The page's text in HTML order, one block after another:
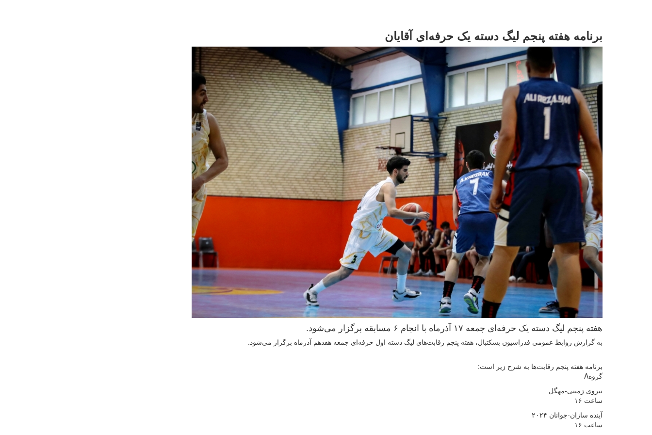
برنامه هفته پنجم لیگ دسته یک حرفه‌ای آقایان
هفته پنجم لیگ دسته یک حرفه‌ای جمعه ۱۷ آذرماه با انجام ۶ مسابقه برگزار می‌شود.
به گزارش روابط عمومی فدراسیون بسکتبال، هفته پنجم رقابت‌های لیگ دسته اول حرفه‌ای جمعه هفدهم آذرماه برگزار می‌شود.
برنامه هفته پنجم رقابت‌ها به شرح زیر است:
گروهA
نیروی زمینی-مهگل
ساعت ۱۶
آینده سازان-جوانان ۲۰۲۴
ساعت ۱۶